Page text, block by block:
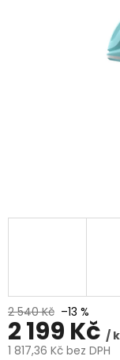
2 540 Kč –13 %
2 199 Kč /
1 817,36 Kč bez DPH